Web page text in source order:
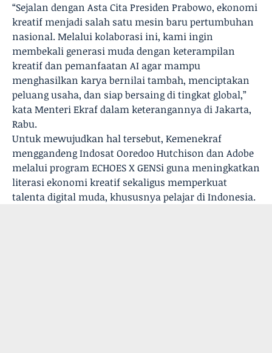
“Sejalan dengan Asta Cita Presiden Prabowo, ekonomi
kreatif menjadi salah satu mesin baru pertumbuhan
nasional. Melalui kolaborasi ini, kami ingin
membekali generasi muda dengan keterampilan
kreatif dan pemanfaatan AI agar mampu
menghasilkan karya bernilai tambah, menciptakan
peluang usaha, dan siap bersaing di tingkat global,”
kata Menteri Ekraf dalam keterangannya di Jakarta,
Rabu.
Untuk mewujudkan hal tersebut, Kemenekraf
menggandeng Indosat Ooredoo Hutchison dan Adobe
melalui program ECHOES X GENSi guna meningkatkan
literasi ekonomi kreatif sekaligus memperkuat
talenta digital muda, khususnya pelajar di Indonesia.